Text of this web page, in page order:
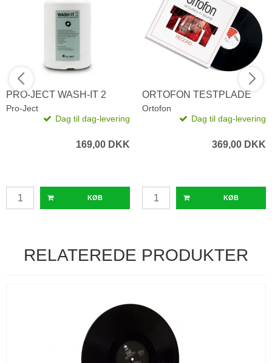
PRO-JECT WASH-IT 2
Pro-Ject
Dag til dag-levering
169,00 DKK
KØB
ORTOFON TESTPLADE
Ortofon
Dag til dag-levering
369,00 DKK
KØB
RELATEREDE PRODUKTER